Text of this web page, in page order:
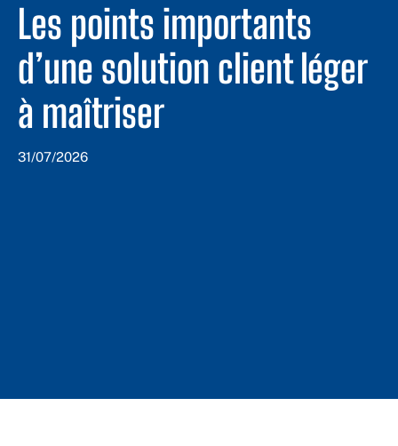
Les points importants
d’une solution client léger
à maîtriser
31/07/2026